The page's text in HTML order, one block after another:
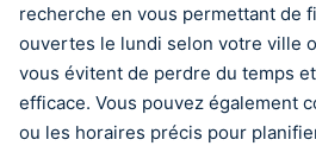
recherche en vous permettant de
ouvertes le lundi selon votre ville
vous évitent de perdre du temps
efficace. Vous pouvez également
ou les horaires précis pour